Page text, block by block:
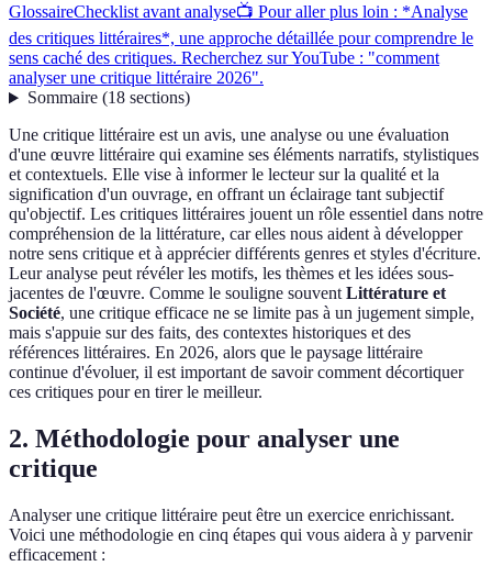
GlossaireChecklist avant analyse📺 Pour aller plus loin : *Analyse
des critiques littéraires*, une approche détaillée pour comprendre le
sens caché des critiques. Recherchez sur YouTube : "comment
analyser une critique littéraire 2026".
Sommaire(18 sections)
Une critique littéraire est un avis, une analyse ou une évaluation
d'une œuvre littéraire qui examine ses éléments narratifs, stylistiques
et contextuels. Elle vise à informer le lecteur sur la qualité et la
signification d'un ouvrage, en offrant un éclairage tant subjectif
qu'objectif. Les critiques littéraires jouent un rôle essentiel dans notre
compréhension de la littérature, car elles nous aident à développer
notre sens critique et à apprécier différents genres et styles d'écriture.
Leur analyse peut révéler les motifs, les thèmes et les idées sous-
jacentes de l'œuvre. Comme le souligne souventLittérature et
Société, une critique efficace ne se limite pas à un jugement simple,
mais s'appuie sur des faits, des contextes historiques et des
références littéraires. En 2026, alors que le paysage littéraire
continue d'évoluer, il est important de savoir comment décortiquer
ces critiques pour en tirer le meilleur.
2. Méthodologie pour analyser une
critique
Analyser une critique littéraire peut être un exercice enrichissant.
Voici une méthodologie en cinq étapes qui vous aidera à y parvenir
efficacement :